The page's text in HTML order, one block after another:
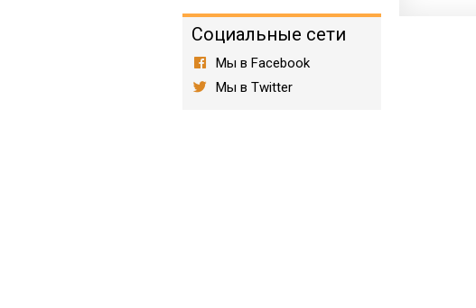
Социальные сети
Мы в Facebook
Мы в Twitter